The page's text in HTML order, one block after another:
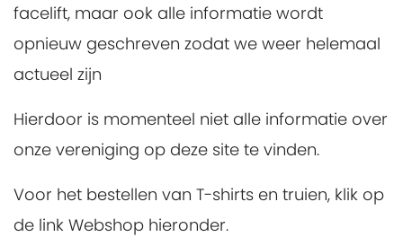
facelift, maar ook alle informatie wordt
opnieuw geschreven zodat we weer helemaal
actueel zijn
Hierdoor is momenteel niet alle informatie over
onze vereniging op deze site te vinden.
Voor het bestellen van T-shirts en truien, klik op
de link Webshop hieronder.